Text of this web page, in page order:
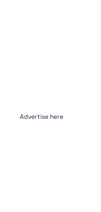
Advertise here